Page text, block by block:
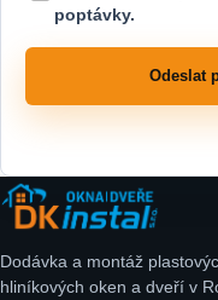
poptávky.
Odeslat
Dodávka a montáž
hliníkových oken a dveří v